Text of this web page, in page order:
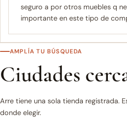
seguro a por otros muebles q
importante en este tipo de
AMPLÍA TU BÚSQUEDA
Ciudades
Arre tiene una sola tienda registrada.
donde elegir.